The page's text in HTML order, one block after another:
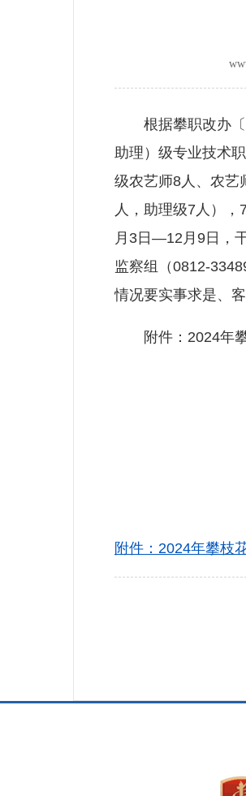
根据攀职改办〔
助理）级专业技术
级农艺师8人、农艺
人，助理级7人）
月3日—12月9日，
监察组（0812-
情况要实事求是、
附件：2024年攀
攀枝
附件：2024年攀枝